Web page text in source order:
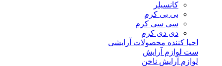
کانسیلر
بی بی کرم
سی سی کرم
دی دی کرم
احیا کننده محصولات آرایشی
ست لوازم آرایش
لوازم آرایش ناخن